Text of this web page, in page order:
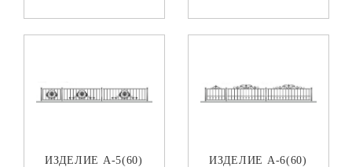
ИЗДЕЛИЕ А-5(60)
ИЗДЕЛИЕ А-6(60)